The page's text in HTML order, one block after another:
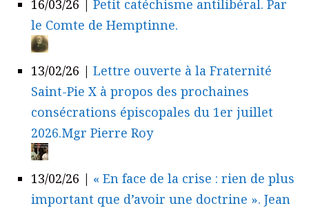
16/03/26 | Petit catéchisme antilibéral. Par
le Comte de Hemptinne.
13/02/26 | Lettre ouverte à la Fraternité
Saint-Pie X à propos des prochaines
consécrations épiscopales du 1er juillet
2026.Mgr Pierre Roy
13/02/26 | « En face de la crise : rien de plus
important que d’avoir une doctrine ». Jean